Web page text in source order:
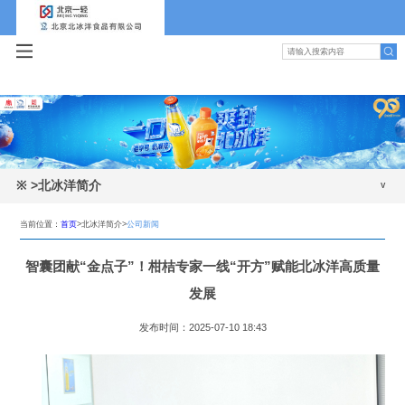
※ >北冰洋简介
发展历程
领导班子
当前位置：首页>北冰洋简介>公司新闻
智囊团献“金点子”！柑桔专家一线“开方”赋能北冰洋高质量
发展
发布时间：2025-07-10 18:43